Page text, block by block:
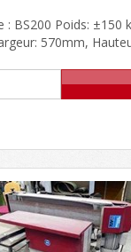
: BS200 Poids: ±150
570mm,